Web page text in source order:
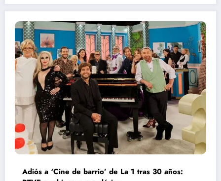
Adiós a ‘Cine de barrio’ de La 1 tras 30 años: